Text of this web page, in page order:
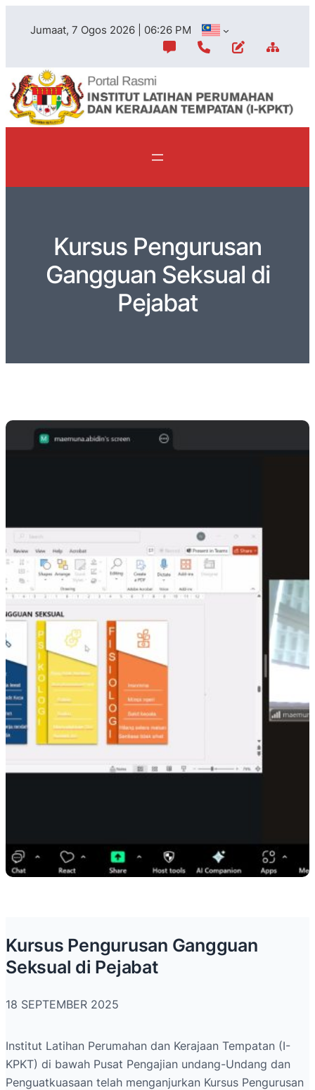
Jumaat, 7 Ogos 2026 | 06:26 PM
Kursus Pengurusan
Gangguan Seksual di
Pejabat
Kursus Pengurusan Gangguan
Seksual di Pejabat
18 SEPTEMBER 2025
Institut Latihan Perumahan dan Kerajaan Tempatan (I-
KPKT) di bawah Pusat Pengajian undang-Undang dan
Penguatkuasaan telah menganjurkan Kursus Pengurusan